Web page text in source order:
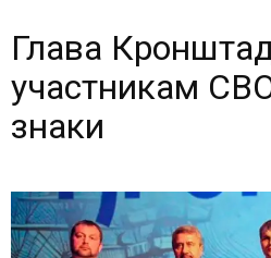
Глава
участникам
знаки